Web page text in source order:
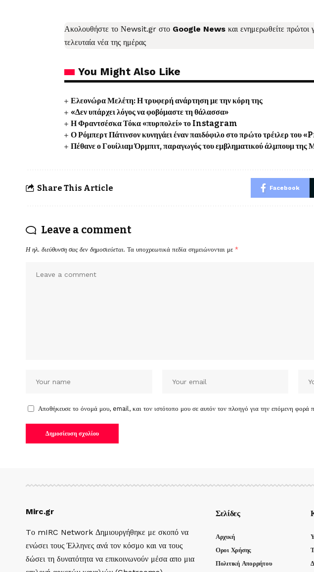
Ακολουθήστε το Νewsit.gr στο Google News και ενημερωθείτε πρώτοι
τελευταία νέα της ημέρας
You Might Also Like
Ελεονώρα Μελέτη: Η τρυφερή ανάρτηση με την κόρη της
«Δεν υπάρχει λόγος να φοβόμαστε τη θάλασσα»
Η Φραντσέσκα Τόκα «πυρπολεί» το Instagram
Ο Ρόμπερτ Πάτινσον κυνηγάει έναν παιδόφιλο στο πρώτο τρέιλερ
Πέθανε ο Γουίλιαμ Όρμπιτ, παραγωγός του εμβληματικού άλμπουμ
Share This Article Facebook
Leave a comment
Η ηλ. διεύθυνση σας δεν δημοσιεύεται. Τα υποχρεωτικά πεδία σημειώνονται με *
Αποθήκευσε το όνομά μου, email, και τον ιστότοπο μου σε αυτόν τον πλοηγό για την επόμενη φορά
Mirc.gr
Tο mIRC Network Δημιουργήθηκε με σκοπό να
ενώσει τους Έλληνες ανά τον κόσμο και να τους
δώσει τη δυνατότητα να επικοινωνούν μέσα απο μια
Σελίδες
Αρχική
Οροι Χρήσης
Πολιτική Απορρήτου